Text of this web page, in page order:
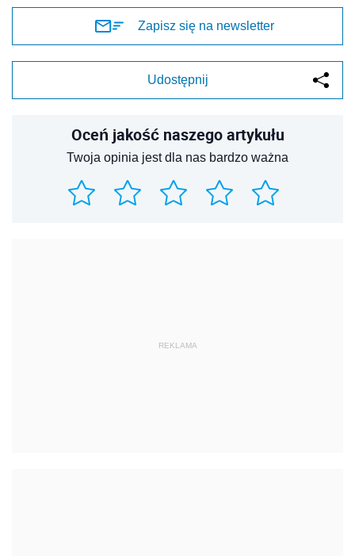
Zapisz się na newsletter
Udostępnij
Oceń jakość naszego artykułu
Twoja opinia jest dla nas bardzo ważna
REKLAMA